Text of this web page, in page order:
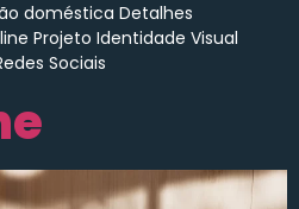
doméstica Detalhes
Projeto Identidade Visual
Sociais